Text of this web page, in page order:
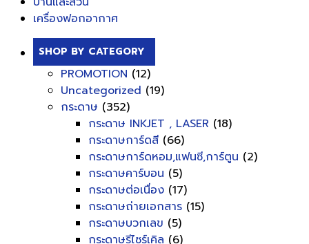
เครื่องฟอกอากาศ
SHOP BY CATEGORY
PROMOTION (12)
Uncategorized (19)
กระดาษ (352)
กระดาษ INKJET , LASER (18)
กระดาษการ์ดสี (66)
กระดาษการ์ดหอม,แฟนซี,การ์ตูน (2)
กระดาษคาร์บอน (5)
กระดาษต่อเนื่อง (17)
กระดาษถ่ายเอกสาร (15)
กระดาษบวกเลข (5)
กระดาษรีไซร์เคิล (6)